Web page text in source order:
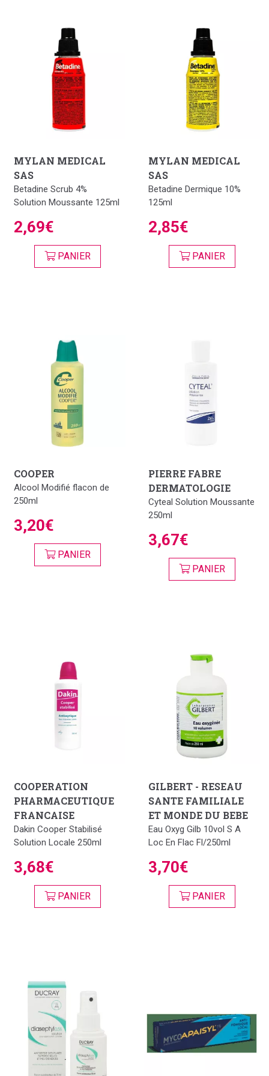
MYLAN MEDICAL
SAS
Betadine Scrub 4%
Solution Moussante 125ml
2,69€
PANIER
MYLAN MEDICAL
SAS
Betadine Dermique 10%
125ml
2,85€
PANIER
COOPER
Alcool Modifié flacon de
250ml
3,20€
PANIER
PIERRE FABRE
DERMATOLOGIE
Cyteal Solution Moussante
250ml
3,67€
PANIER
COOPERATION
PHARMACEUTIQUE
FRANCAISE
Dakin Cooper Stabilisé
Solution Locale 250ml
3,68€
PANIER
GILBERT - RESEAU
SANTE FAMILIALE
ET MONDE DU BEBE
Eau Oxyg Gilb 10vol S A
Loc En Flac Fl/250ml
3,70€
PANIER